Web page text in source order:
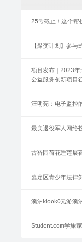
25号截止！这个帮
【聚变计划】参与
项目发布｜2023年
公益服务创新项目
汪明亮：电子监控
最美退役军人网络
古猗园荷花睡莲展
嘉定区青少年法律
澳洲klook0元游澳
Student.com学旅